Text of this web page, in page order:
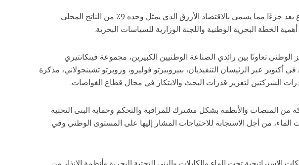
وقال موسوميتشي إن القطاع يعد جزءًا مما يسمى بالاقتصاد الأزرق الذي يمثل وحده 9٪ من الناتج المحلي
الخطة البحرية الوطنية واللجنة الوزارية للسياسات البحرية.
تعاونًا بين رائدي الصناعة الوطنيين الكبيرين، مجموعة فينكانتيري
أكتوبر عبر الرئيسان التنفيذيان، بييروبيرتو فوليرو، وروبرتو تشينجولاني، مذكرة
الشركتين لتعزيز قدرات البحث والابتكار في مجال قطاع الغواصات.
من المنصات والأنظمة بشكل مشترك للمراقبة والتحكم وحماية البنى التحتية
الماء، من أجل الاستجابة للاحتياجات المشار إليها على المستوى الوطني وفي
الاستراتيجية تحت الماء والكابلات والبنى التحتية البحرية وأنظمة الإنذار من